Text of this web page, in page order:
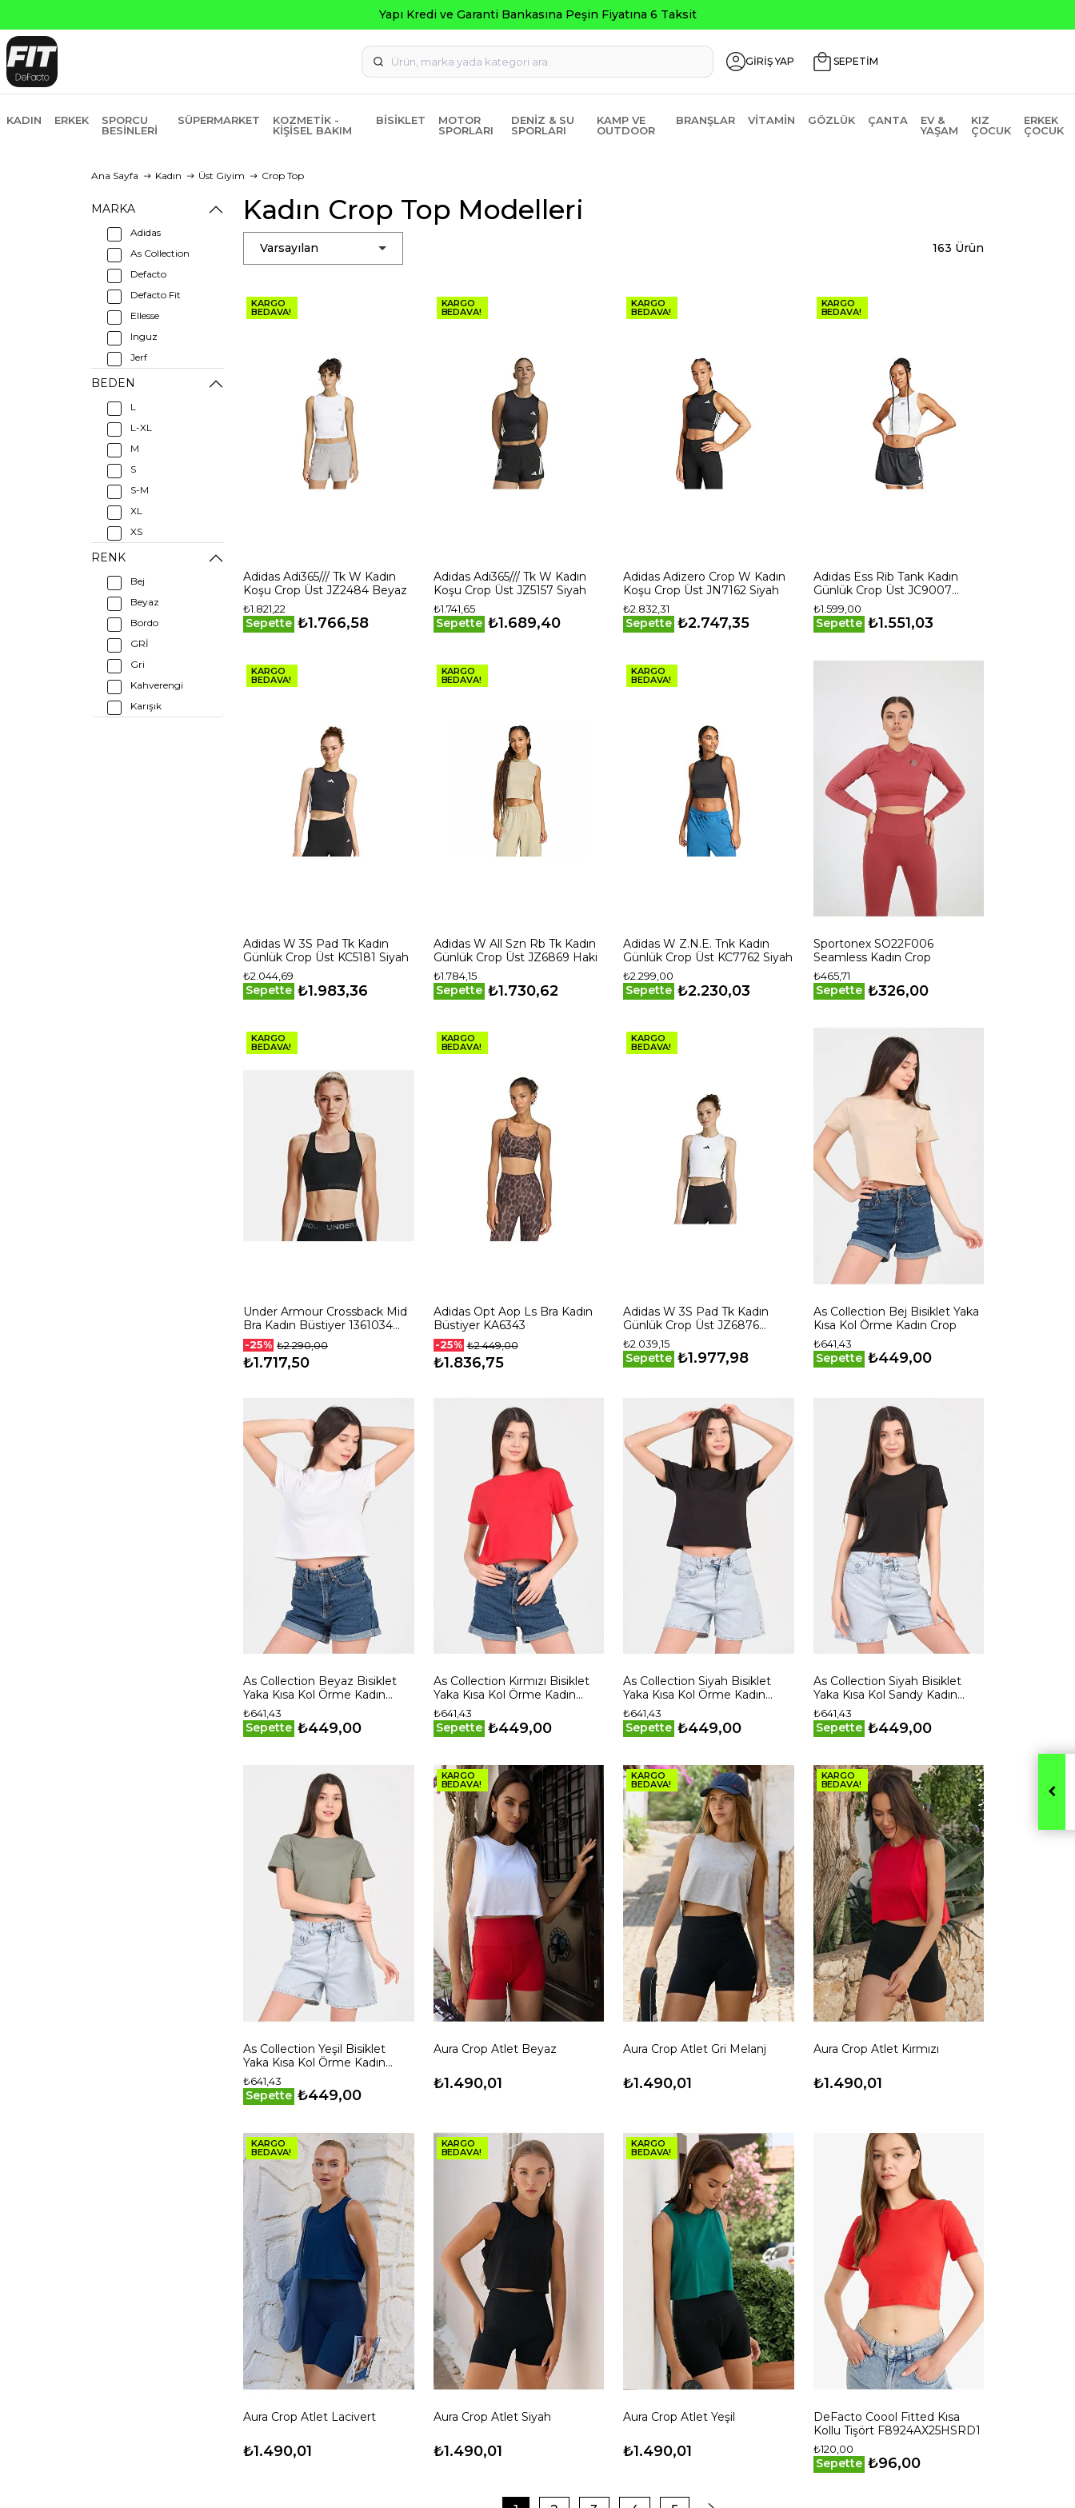
Yapı Kredi ve Garanti Bankasına Peşin Fiyatına 6 Taksit
GİRİŞ YAP SEPETİM
KADIN ERKEK
SPORCU
BESINLERI
SÜPERMARKET
KOZMETIK -
KIŞISEL BAKIM
BISIKLET
MOTOR
SPORLARI
DENIZ & SU
SPORLARI
KAMP VE
OUTDOOR
BRANŞLAR VITAMIN GÖZLÜK ÇANTA
EV &
YAŞAM
KIZ
ÇOCUK
ERKEK
ÇOCUK
Ana Sayfa Kadın Üst Giyim Crop Top
MARKA
Adidas
As Collection
Defacto
Defacto Fit
Ellesse
Inguz
Jerf
Merrell
BEDEN
L
L-XL
M
S
S-M
XL
XS
RENK
Bej
Beyaz
Bordo
GRİ
Gri
Kahverengi
Karışık
Kadın Crop Top Modelleri
Varsayılan 163 Ürün
KARGO
BEDAVA!
Adidas Adi365/// Tk W Kadın
Koşu Crop Üst JZ2484 Beyaz
₺1.821,22
Sepette ₺1.766,58
KARGO
BEDAVA!
Adidas Adi365/// Tk W Kadın
Koşu Crop Üst JZ5157 Siyah
₺1.741,65
Sepette ₺1.689,40
KARGO
BEDAVA!
Adidas Adizero Crop W Kadın
Koşu Crop Üst JN7162 Siyah
₺2.832,31
Sepette ₺2.747,35
KARGO
BEDAVA!
Adidas Ess Rib Tank Kadın
Günlük Crop Üst JC9007
Beyaz
₺1.599,00
Sepette ₺1.551,03
KARGO
BEDAVA!
Adidas W 3S Pad Tk Kadın
Günlük Crop Üst KC5181 Siyah
₺2.044,69
Sepette ₺1.983,36
KARGO
BEDAVA!
Adidas W All Szn Rb Tk Kadın
Günlük Crop Üst JZ6869 Haki
₺1.784,15
Sepette ₺1.730,62
KARGO
BEDAVA!
Adidas W Z.N.E. Tnk Kadın
Günlük Crop Üst KC7762 Siyah
₺2.299,00
Sepette ₺2.230,03
Sportonex SO22F006
Seamless Kadın Crop
₺465,71
Sepette ₺326,00
KARGO
BEDAVA!
Under Armour Crossback Mid
Bra Kadın Büstiyer 1361034
30918
-25% ₺2.290,00
₺1.717,50
KARGO
BEDAVA!
Adidas Opt Aop Ls Bra Kadın
Büstiyer KA6343
-25% ₺2.449,00
₺1.836,75
KARGO
BEDAVA!
Adidas W 3S Pad Tk Kadın
Günlük Crop Üst JZ6876
Beyaz
₺2.039,15
Sepette ₺1.977,98
As Collection Bej Bisiklet Yaka
Kısa Kol Örme Kadın Crop
₺641,43
Sepette ₺449,00
As Collection Beyaz Bisiklet
Yaka Kısa Kol Örme Kadın
Crop
₺641,43
Sepette ₺449,00
As Collection Kırmızı Bisiklet
Yaka Kısa Kol Örme Kadın
Crop
₺641,43
Sepette ₺449,00
As Collection Siyah Bisiklet
Yaka Kısa Kol Örme Kadın
Crop
₺641,43
Sepette ₺449,00
As Collection Siyah Bisiklet
Yaka Kısa Kol Sandy Kadın
Crop
₺641,43
Sepette ₺449,00
As Collection Yeşil Bisiklet
Yaka Kısa Kol Örme Kadın
Crop
₺641,43
Sepette ₺449,00
KARGO
BEDAVA!
Aura Crop Atlet Beyaz
₺1.490,01
KARGO
BEDAVA!
Aura Crop Atlet Gri Melanj
₺1.490,01
KARGO
BEDAVA!
Aura Crop Atlet Kırmızı
₺1.490,01
KARGO
BEDAVA!
Aura Crop Atlet Lacivert
₺1.490,01
KARGO
BEDAVA!
Aura Crop Atlet Siyah
₺1.490,01
KARGO
BEDAVA!
Aura Crop Atlet Yeşil
₺1.490,01
DeFacto Coool Fitted Kısa
Kollu Tişört F8924AX25HSRD1
₺120,00
Sepette ₺96,00